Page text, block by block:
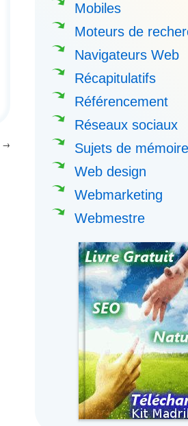
→
Mobiles
Moteurs de
Navigateurs Web
Récapitulatifs
Référencement
Réseaux sociaux
Sujets de mémoire
Web design
Webmarketing
Webmestre